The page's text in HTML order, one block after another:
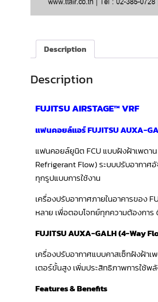
Description
Description
FUJITSU AIRSTAGE™ VRF
แฟนคอยล์แอร์ FUJITSU AUXA-
แฟนคอยล์ยูนิต FCU แบบฝังฝ้าเพดาน
Refrigerant Flow) ระบบปรับอากา
ทุกรูปแบบการใช้งาน
เครื่องปรับอากาศภายในอาคารของ
หลาย เพื่อตอบโจทย์ทุกความต้องกา
FUJITSU AUXA-GALH (4-Way
เครื่องปรับอากาศแบบคาสเซ็ทฝังฝ้า
เตอร์ขั้นสูง เพิ่มประสิทธิภาพการใช้พ
Features & Benefits